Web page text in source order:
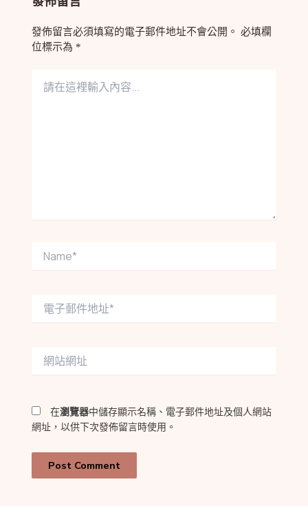
發佈留言必須填寫的電子郵件地址不會公開。 必填欄
位標示為 *
在瀏覽器中儲存顯示名稱、電子郵件地址及個人網站
網址，以供下次發佈留言時使用。